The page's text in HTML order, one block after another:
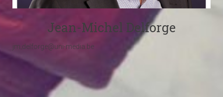
Jean-Michel Delforge
jm.delforge@uni-media.be